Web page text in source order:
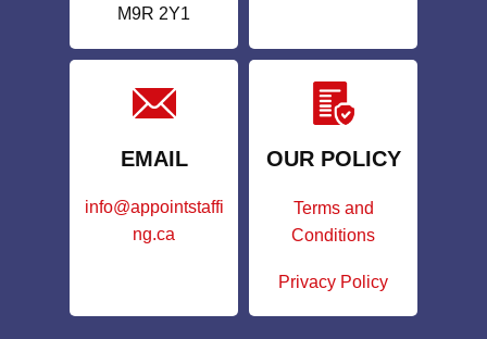
M9R 2Y1
EMAIL
info@appointstaffi
ng.ca
OUR POLICY
Terms and
Conditions
Privacy Policy